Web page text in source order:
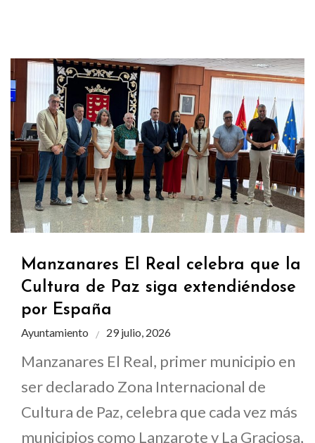
Manzanares El Real celebra que la
Cultura de Paz siga extendiéndose
por España
Ayuntamiento 29 julio, 2026
Manzanares El Real, primer municipio en
ser declarado Zona Internacional de
Cultura de Paz, celebra que cada vez más
municipios como Lanzarote y La Graciosa,